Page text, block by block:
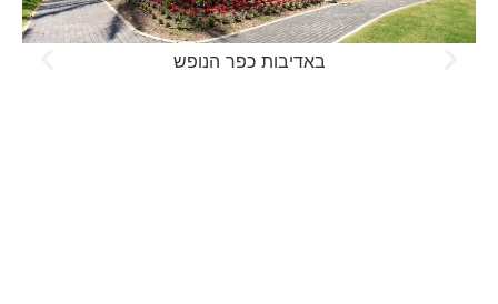
באדיבות כפר הנופש